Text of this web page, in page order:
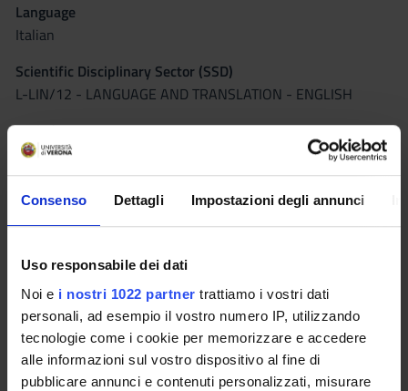
Consenso Dettagli Impostazioni degli annunci
Uso responsabile dei dati
Noi e i nostri 1022 partner trattiamo i vostri dati
personali, ad esempio il vostro numero IP, utilizzando
tecnologie come i cookie per memorizzare e accedere
alle informazioni sul vostro dispositivo al fine di
pubblicare annunci e contenuti personalizzati, misurare
Language
Italian
Scientific Disciplinary Sector (SSD)
L-LIN/12 - LANGUAGE AND TRANSLATION - ENGLISH
Period
1° e 2° semestre (corsi annuali) PROFESSIONI SANITARIE
dal Oct 1, 2021 al Sep 30, 2022.
Lessons timetable Moodle
Seminars 0
Learning outcomes
The course aims to develop students' skills in comprehension